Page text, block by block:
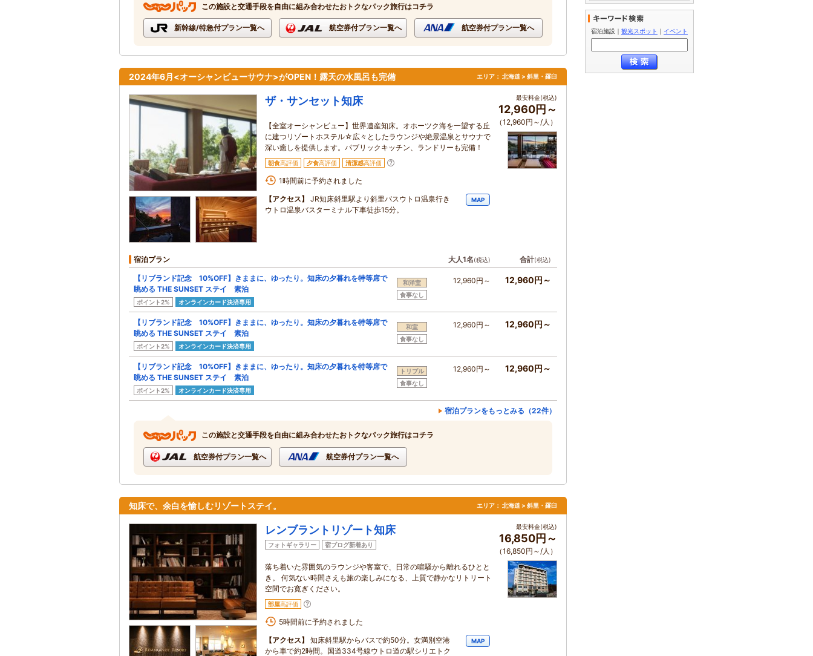
この施設と交通手段を自由に組み合わせたおトクなパック旅行はコチラ
新幹線/特急付プラン一覧へ 航空券付プラン一覧へ 航空券付プラン一覧へ
2024年6月<オーシャンビューサウナ>がOPEN！露天の水風呂も完備 エリア： 北海道 > 斜里・羅臼
ザ・サンセット知床
【全室オーシャンビュー】世界遺産知床。オホーツク海を一望する丘
に建つリゾートホステル☆広々としたラウンジや絶景温泉とサウナで
深い癒しを提供します。パブリックキッチン、ランドリーも完備！
朝食高評価 夕食高評価 清潔感高評価
1時間前に予約されました
【アクセス】
JR知床斜里駅より斜里バスウトロ温泉行き
ウトロ温泉バスターミナル下車徒歩15分。
MAP
最安料金(税込)
12,960円～
（12,960円～/人）
宿泊プラン 大人1名(税込) 合計(税込)
【リブランド記念 10%OFF】きままに、ゆったり。知床の夕暮れを特等席で
眺める THE SUNSET ステイ 素泊
ポイント2% オンラインカード決済専用
和洋室
食事なし
12,960円～ 12,960円～
【リブランド記念 10%OFF】きままに、ゆったり。知床の夕暮れを特等席で
眺める THE SUNSET ステイ 素泊
ポイント2% オンラインカード決済専用
和室
食事なし
12,960円～ 12,960円～
【リブランド記念 10%OFF】きままに、ゆったり。知床の夕暮れを特等席で
眺める THE SUNSET ステイ 素泊
ポイント2% オンラインカード決済専用
トリプル
食事なし
12,960円～ 12,960円～
宿泊プランをもっとみる（22件）
この施設と交通手段を自由に組み合わせたおトクなパック旅行はコチラ
航空券付プラン一覧へ 航空券付プラン一覧へ
知床で、余白を愉しむリゾートステイ。 エリア： 北海道 > 斜里・羅臼
レンブラントリゾート知床
フォトギャラリー 宿ブログ新着あり
落ち着いた雰囲気のラウンジや客室で、日常の喧騒から離れるひとと
き。 何気ない時間さえも旅の楽しみになる、上質で静かなリトリート
空間でお寛ぎください。
部屋高評価
5時間前に予約されました
【アクセス】
知床斜里駅からバスで約50分。女満別空港
から車で約2時間。国道334号線ウトロ道の駅シリエトク
MAP
最安料金(税込)
16,850円～
（16,850円～/人）
宿泊施設 ｜ 観光スポット ｜ イベント